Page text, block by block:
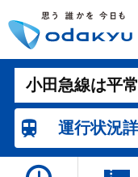
小田急線は平
運行状況